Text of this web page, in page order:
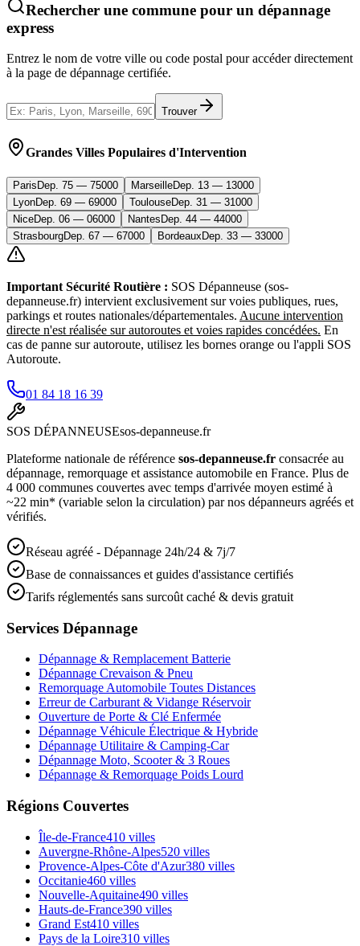
Rechercher une commune pour un dépannage
express
Entrez le nom de votre ville ou code postal pour accéder directement
à la page de dépannage certifiée.
Trouver
Grandes Villes Populaires d'Intervention
Paris Dep. 75 — 75000 MarseilleDep. 13 — 13000
LyonDep. 69 — 69000 ToulouseDep. 31 — 31000
NiceDep. 06 — 06000 Nantes Dep. 44 — 44000
StrasbourgDep. 67 — 67000 Bordeaux Dep. 33 — 33000
Important Sécurité Routière : SOS Dépanneuse (sos-
depanneuse.fr) intervient exclusivement sur voies publiques, rues,
parkings et routes nationales/départementales. Aucune intervention
directe n'est réalisée sur autoroutes et voies rapides concédées. En
cas de panne sur autoroute, utilisez les bornes orange ou l'appli SOS
Autoroute.
01 84 18 16 39
SOS DÉPANNEUSEsos-depanneuse.fr
Plateforme nationale de référence sos-depanneuse.fr consacrée au
dépannage, remorquage et assistance automobile en France. Plus de
4 000 communes couvertes avec temps d'arrivée moyen estimé à
~22 min* (variable selon la circulation) par nos dépanneurs agréés et
vérifiés.
Réseau agréé - Dépannage 24h/24 & 7j/7
Base de connaissances et guides d'assistance certifiés
Tarifs réglementés sans surcoût caché & devis gratuit
Services Dépannage
Dépannage & Remplacement Batterie
Dépannage Crevaison & Pneu
Remorquage Automobile Toutes Distances
Erreur de Carburant & Vidange Réservoir
Ouverture de Porte & Clé Enfermée
Dépannage Véhicule Électrique & Hybride
Dépannage Utilitaire & Camping-Car
Dépannage Moto, Scooter & 3 Roues
Dépannage & Remorquage Poids Lourd
Régions Couvertes
Île-de-France410 villes
Auvergne-Rhône-Alpes520 villes
Provence-Alpes-Côte d'Azur380 villes
Occitanie460 villes
Nouvelle-Aquitaine490 villes
Hauts-de-France390 villes
Grand Est410 villes
Pays de la Loire310 villes